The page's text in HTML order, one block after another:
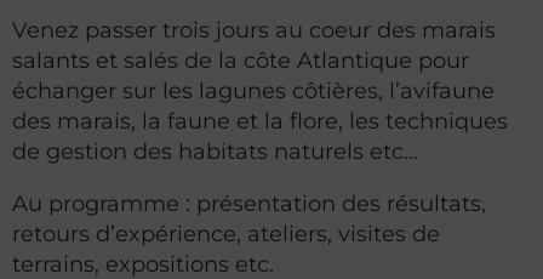
Venez passer trois jours au coeur des marais
salants et salés de la côte Atlantique pour
échanger sur les lagunes côtières, l’avifaune
des marais, la faune et la flore, les techniques
de gestion des habitats naturels etc…
Au programme : présentation des résultats,
retours d’expérience, ateliers, visites de
terrains, expositions etc.